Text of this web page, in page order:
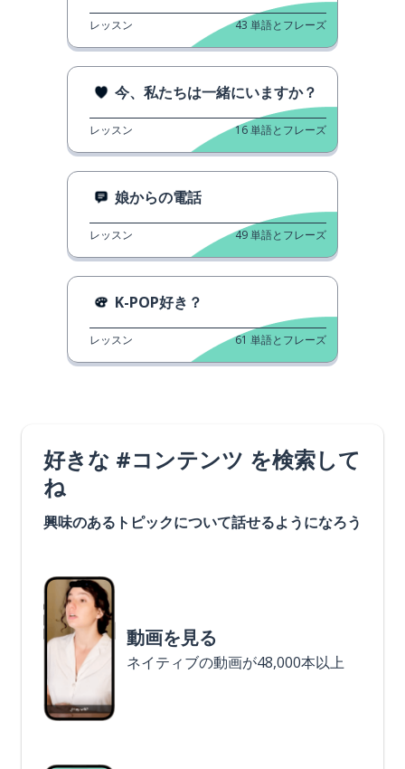
レッスン 43 単語とフレーズ
今、私たちは一緒にいますか？
レッスン 16単語とフレーズ
娘からの電話
レッスン 49単語とフレーズ
K-POP好き？
レッスン 61 単語とフレーズ
好きな #コンテンツ を検索して
ね
興味のあるトピックについて話せるようになろう
動画を見る
ネイティブの動画が48,000本以上